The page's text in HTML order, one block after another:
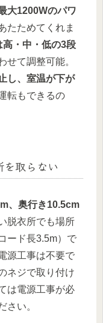
大1200Wのパワ
たためてくれま
・中・低の3段
せて調整可能。
し、室温が下が
転もできるの
取らない
、奥行き10.5cm
脱衣所でも場所
ード長3.5m）で
源工事は不要で
ネジで取り付け
は電源工事が必
さい。